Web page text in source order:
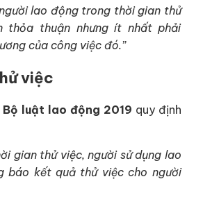
lao động trong thời gian thử
thỏa thuận nhưng ít nhất phải
của công việc đó.”
việc
luật lao động 2019 quy định
gian thử việc, người sử dụng lao
báo kết quả thử việc cho người